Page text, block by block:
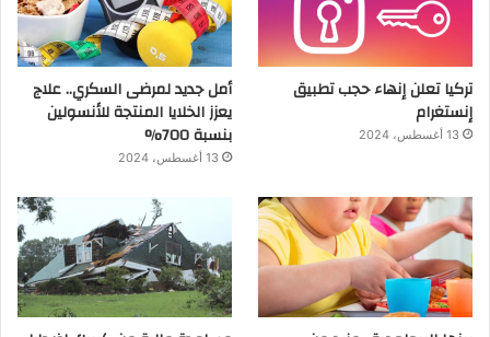
تركيا تعلن إنهاء حجب تطبيق
إنستغرام
13 أغسطس، 2024
أمل جديد لمرضى السكري.. علاج
يعزز الخلايا المنتجة للأنسولين
بنسبة 700%
13 أغسطس، 2024